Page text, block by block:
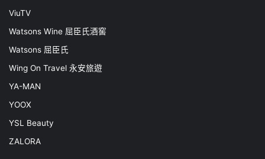
ViuTV
Watsons Wine 屈臣氏酒窖
Watsons 屈臣氏
Wing On Travel 永安旅遊
YA-MAN
YOOX
YSL Beauty
ZALORA